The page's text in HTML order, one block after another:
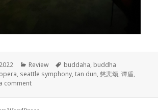
Categories
Review Tags
buddaha, buddha
opera, seattle symphony,tan dun,慈悲颂,谭盾,
commenton 谭盾 Buddha Passion 慈悲颂 观后感